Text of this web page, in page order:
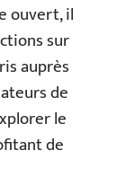
ouvert, il
sur
auprès
de
le
de